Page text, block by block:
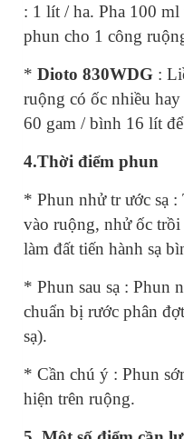
: 1 lít / ha. Pha 100
phun cho 1 công
* Dioto 830WDG :
ruộng có ốc nhiều
60 gam / bình 16 lít
4.Thời điểm phun
* Phun nhử trước sạ :
vào ruộng, nhử ốc
làm đất tiến hành sạ
* Phun sau sạ : Phun
chuẩn bị rước phân
sạ).
* Cần chú ý : Phun
hiện trên ruộng.